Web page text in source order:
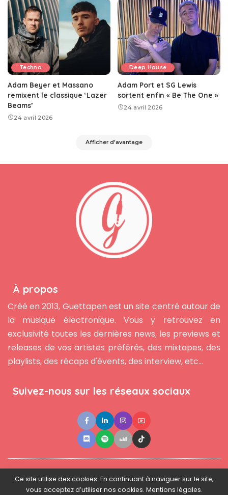
Techno
Adam Beyer et Massano
remixent le classique ‘Lazer
Beams’
24 avril 2026
Deep House
Adam Port et SG Lewis
sortent enfin « Be The One »
24 avril 2026
Afficher d'avantage
À propos
Créé en 2013, Guettapen est un site centré autour de
la musique électronique. Vous y retrouvez en
exclusivité toutes les dernières news, les previews et
releases de vos artistes préférés, des mixtapes, des
playlists, des récaps d'évents, des interview, etc...
Suivez-nous sur les réseaux sociaux
Contact ●Newsletter ● L'équipe ● Mentions légales
Ce site utilise des cookies. En continuant à naviguer sur le site,
vous acceptez d’utiliser nos cookies. Mentions légales.